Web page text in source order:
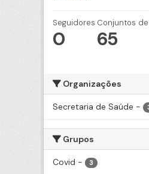
Seguidores
0
Conjuntos
65
Organizações
Secretaria de Saúde -
Grupos
Covid - 3